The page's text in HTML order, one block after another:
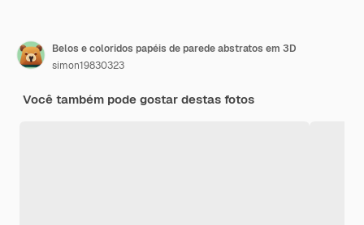
Belos e coloridos papéis de parede abstratos em 3D
simon19830323
Você também pode gostar destas fotos